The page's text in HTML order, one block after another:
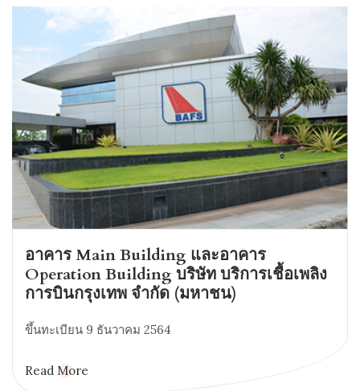
อาคาร Main Building และอาคาร
Operation Building บริษัท บริการเชื้อเพลิง
การบินกรุงเทพ จำกัด (มหาชน)
ขึ้นทะเบียน 9 ธันวาคม 2564
Read More